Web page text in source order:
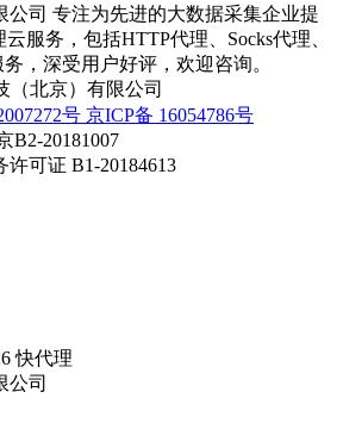
公司 专注为先进的大数据采集企业提
服务，包括HTTP代理、Socks代理、
，深受用户好评，欢迎咨询。
（北京）有限公司
号 京ICP备 16054786号
B2-20181007
可证 B1-20184613
快代理
公司